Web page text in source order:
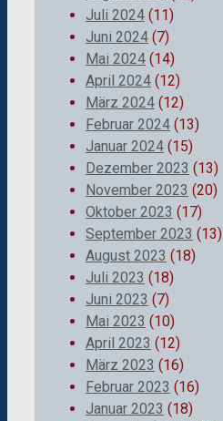
Juli 2024 (11)
Juni 2024 (7)
Mai 2024 (14)
April 2024 (12)
März 2024 (12)
Februar 2024 (13)
Januar 2024 (15)
Dezember 2023 (13)
November 2023 (20)
Oktober 2023 (17)
September 2023 (13)
August 2023 (18)
Juli 2023 (18)
Juni 2023 (7)
Mai 2023 (10)
April 2023 (12)
März 2023 (16)
Februar 2023 (16)
Januar 2023 (18)